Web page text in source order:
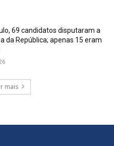
69 candidatos disputaram a
da República; apenas 15 eram
mais